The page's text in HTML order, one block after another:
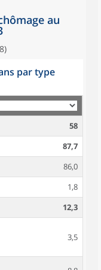
au
par type
58
87,7
86,0
1,8
12,3
3,5